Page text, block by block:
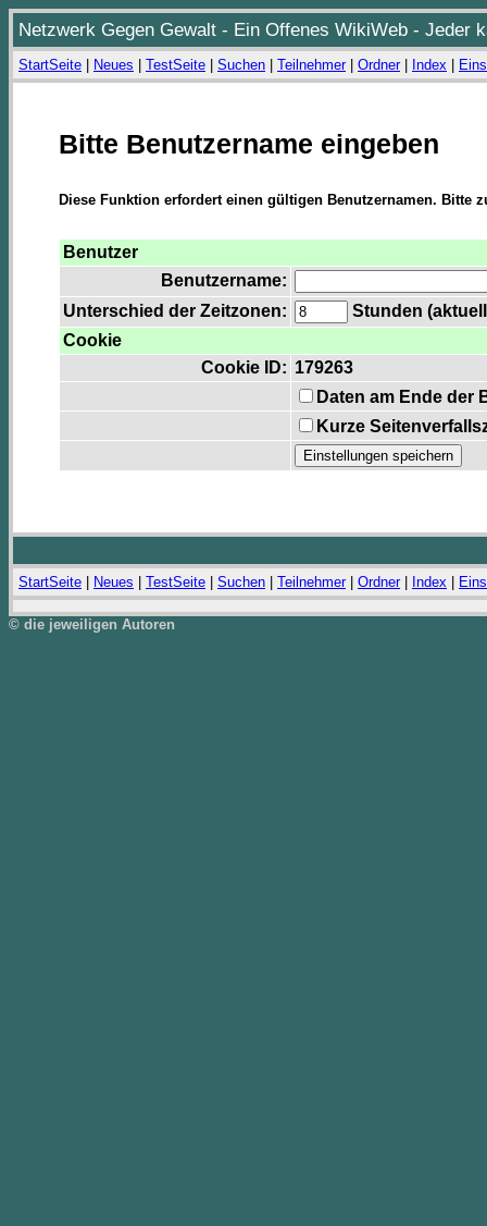
Netzwerk Gegen Gewalt - Ein Offenes WikiWeb - Jeder
StartSeite Neues TestSeite Suchen Teilnehmer| Ordner| Index
Bitte Benutzername eingeben
Diese Funktion erfordert einen gültigen Benutzernamen. Bitte
Benutzer
Benutzername:
Unterschied der Zeitzonen:
Stunden
Cookie
Cookie ID: 179263
Daten am Ende der
Kurze
StartSeite Neues TestSeite Suchen Teilnehmer| Ordner| Index
© die jeweiligen Autoren